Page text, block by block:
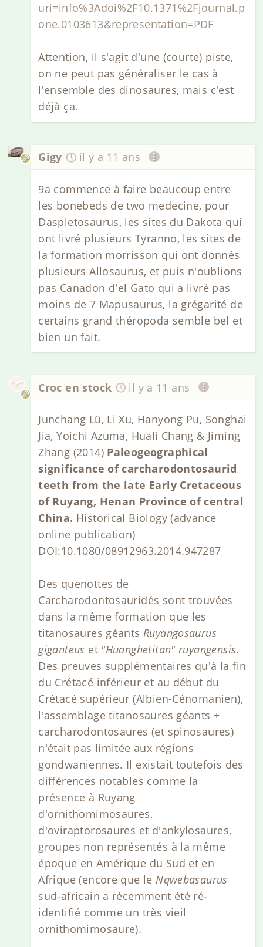
uri=info%3Adoi%2F10.1371%2Fjournal.p
one.0103613&representation=PDF
Attention, il s'agit d'une (courte) piste,
on ne peut pas généraliser le cas à
l'ensemble des dinosaures, mais c'est
déjà ça.
Gigy il y a 11 ans
9a commence à faire beaucoup entre
les bonebeds de two medecine, pour
Daspletosaurus, les sites du Dakota qui
ont livré plusieurs Tyranno, les sites de
la formation morrisson qui ont donnés
plusieurs Allosaurus, et puis n'oublions
pas Canadon d'el Gato qui a livré pas
moins de 7 Mapusaurus, la grégarité de
certains grand théropoda semble bel et
bien un fait.
Croc en stock il y a 11 ans
Junchang Lü, Li Xu, Hanyong Pu, Songhai
Jia, Yoichi Azuma, Huali Chang & Jiming
Zhang (2014) Paleogeographical
significance of carcharodontosaurid
teeth from the late Early Cretaceous
of Ruyang, Henan Province of central
China. Historical Biology (advance
online publication)
DOI:10.1080/08912963.2014.947287
Des quenottes de
Carcharodontosauridés sont trouvées
dans la même formation que les
titanosaures géants Ruyangosaurus
giganteus et "Huanghetitan" ruyangensis.
Des preuves supplémentaires qu'à la fin
du Crétacé inférieur et au début du
Crétacé supérieur (Albien-Cénomanien),
l'assemblage titanosaures géants +
carcharodontosaures (et spinosaures)
n'était pas limitée aux régions
gondwaniennes. Il existait toutefois des
différences notables comme la
présence à Ruyang
d'ornithomimosaures,
d'oviraptorosaures et d'ankylosaures,
groupes non représentés à la même
époque en Amérique du Sud et en
Afrique (encore que leNqwebasaurus
sud-africain a récemment été ré-
identifié comme un très vieil
ornithomimosaure).